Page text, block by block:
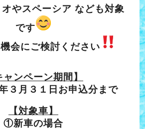
やスペーシア なども対象
です
会にご検討ください
ャンペーン期間】
３月３１日お申込分まで
【対象車】
①新車の場合